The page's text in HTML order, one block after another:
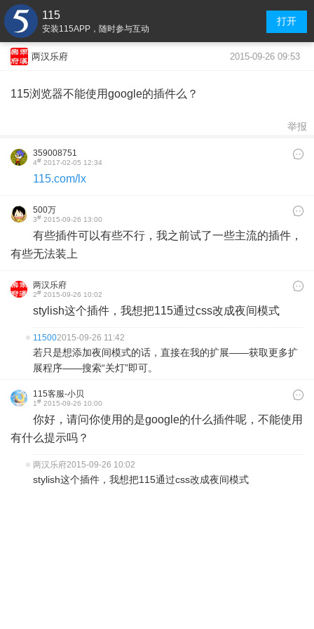
115
安装115APP，随时参与互动
打开
两汉乐府 2015-09-26 09:53
115浏览器不能使用google的插件么？
举报
359008751
4# 2017-02-05 12:34
115.com/lx
500万
3# 2015-09-26 13:00
有些插件可以有些不行，我之前试了一些主流的插件，
有些无法装上
两汉乐府
2# 2015-09-26 10:02
stylish这个插件，我想把115通过css改成夜间模式
115002015-09-26 11:42
若只是想添加夜间模式的话，直接在我的扩展——获取更多扩
展程序——搜索“关灯”即可。
115客服-小贝
1# 2015-09-26 10:00
你好，请问你使用的是google的什么插件呢，不能使用
有什么提示吗？
两汉乐府2015-09-26 10:02
stylish这个插件，我想把115通过css改成夜间模式